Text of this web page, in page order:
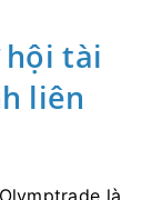
hội tài
liên